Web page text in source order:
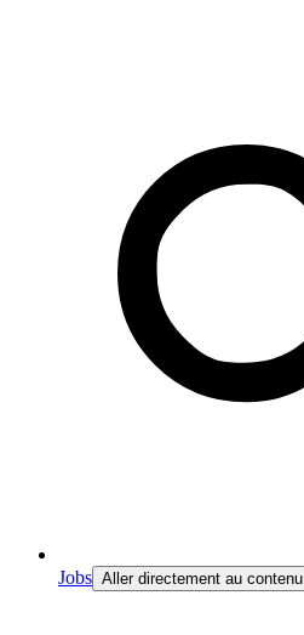
Jobs Aller directement au contenu